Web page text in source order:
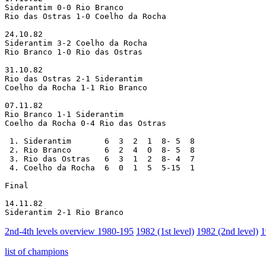
Siderantim 0-0 Rio Branco
Rio das Ostras 1-0 Coelho da Rocha
24.10.82
Siderantim 3-2 Coelho da Rocha
Rio Branco 1-0 Rio das Ostras
31.10.82
Rio das Ostras 2-1 Siderantim
Coelho da Rocha 1-1 Rio Branco
07.11.82
Rio Branco 1-1 Siderantim
Coelho da Rocha 0-4 Rio das Ostras
1. Siderantim       6  3  2  1  8- 5  8
2. Rio Branco       6  2  4  0  8- 5  8
3. Rio das Ostras   6  3  1  2  8- 4  7
4. Coelho da Rocha  6  0  1  5  5-15  1
Final
14.11.82
Siderantim 2-1 Rio Branco
2nd-4th levels overview 1980-195 1982 (1st level) 1982 (2nd level)
list of champions